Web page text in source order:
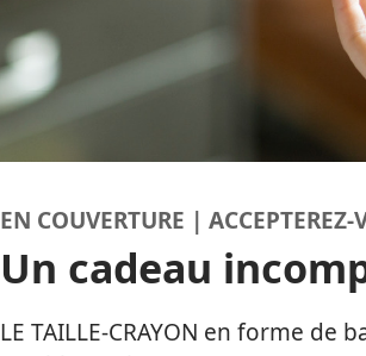
EN COUVERTURE |
Un cadeau
LE TAILLE-CRAYON en forme